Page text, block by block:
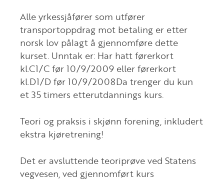
Alle yrkessjåfører som utfører
transportoppdrag mot betaling er etter
norsk lov pålagt å gjennomføre dette
kurset. Unntak er: Har hatt førerkort
kl.C1/C før 10/9/2009 eller førerkort
kl.D1/D før 10/9/2008Da trenger du kun
et 35 timers etterutdannings kurs.
Teori og praksis i skjønn forening, inkludert
ekstra kjøretrening!
Det er avsluttende teoriprøve ved Statens
vegvesen, ved gjennomført kurs